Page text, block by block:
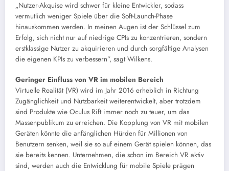
„Nutzer-Akquise wird schwer für kleine Entwickler, sodass
vermutlich weniger Spiele über die Soft-Launch-Phase
hinauskommen werden. In meinen Augen ist der Schlüssel zum
Erfolg, sich nicht nur auf niedrige CPIs zu konzentrieren, sondern
erstklassige Nutzer zu akquirieren und durch sorgfältige Analysen
die eigenen KPIs zu verbessern”, sagt Wilkens.
Geringer Einfluss von VR im mobilen Bereich
Virtuelle Realität (VR) wird im Jahr 2016 erheblich in Richtung
Zugänglichkeit und Nutzbarkeit weiterentwickelt, aber trotzdem
sind Produkte wie Oculus Rift immer noch zu teuer, um das
Massenpublikum zu erreichen. Die Kopplung von VR mit mobilen
Geräten könnte die anfänglichen Hürden für Millionen von
Benutzern senken, weil sie so auf einem Gerät spielen können, das
sie bereits kennen. Unternehmen, die schon im Bereich VR aktiv
sind, werden auch die Entwicklung für mobile Spiele prägen